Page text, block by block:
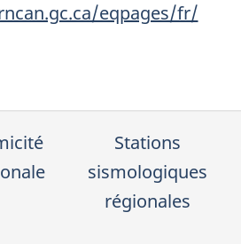
eqpages/fr/
Stations
sismologiques
régionales